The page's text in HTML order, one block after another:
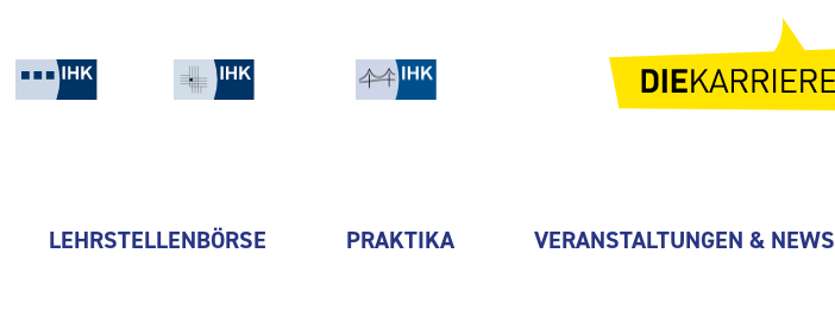
LEHRSTELLENBÖRSE PRAKTIKA VERANSTALTUNGEN & NEWS